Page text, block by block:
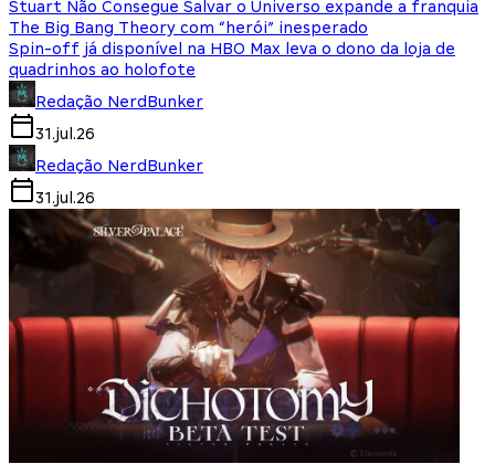
Stuart Não Consegue Salvar o Universo expande a franquia
The Big Bang Theory com “herói” inesperado
Spin-off já disponível na HBO Max leva o dono da loja de
quadrinhos ao holofote
Redação NerdBunker
31.jul.26
Redação NerdBunker
31.jul.26